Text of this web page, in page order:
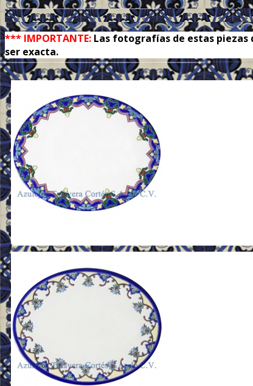
.
*** IMPORTANTE: Las fotografías de estas piezas
ser exacta.